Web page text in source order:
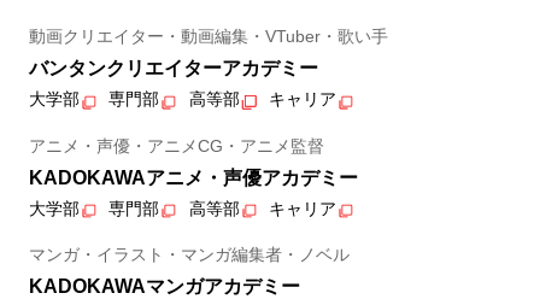
動画クリエイター・動画編集・VTuber・歌い手
バンタンクリエイターアカデミー
大学部 専門部 高等部 キャリア
アニメ・声優・アニメCG・アニメ監督
KADOKAWAアニメ・声優アカデミー
大学部 専門部 高等部 キャリア
マンガ・イラスト・マンガ編集者・ノベル
KADOKAWAマンガアカデミー